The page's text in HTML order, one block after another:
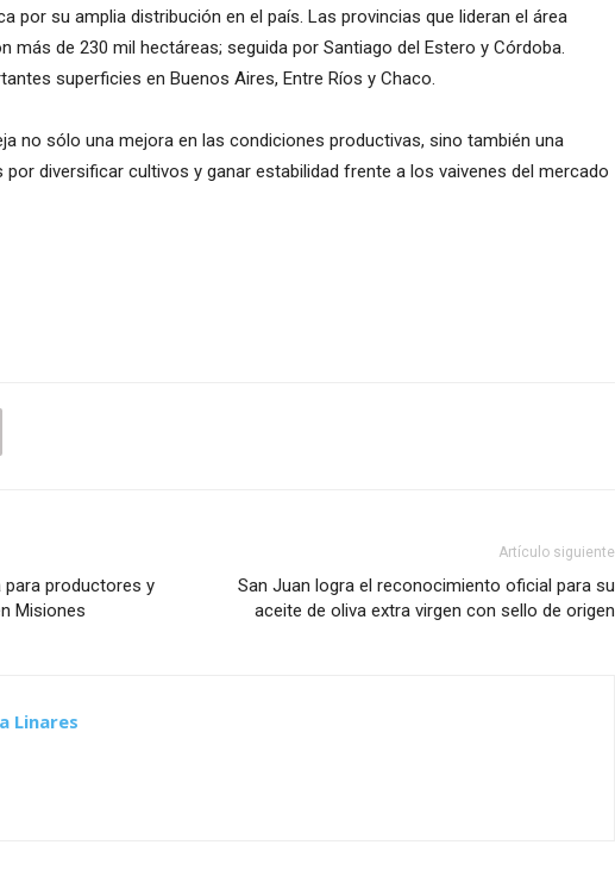
por su amplia distribución en el país. Las provincias que lideran el área
más de 230 mil hectáreas; seguida por Santiago del Estero y Córdoba.
superficies en Buenos Aires, Entre Ríos y Chaco.
no sólo una mejora en las condiciones productivas, sino también una
diversificar cultivos y ganar estabilidad frente a los vaivenes del mercado
para productores y
Misiones
Artículo siguiente
San Juan logra el reconocimiento oficial para su
aceite de oliva extra virgen con sello de origen
Linares